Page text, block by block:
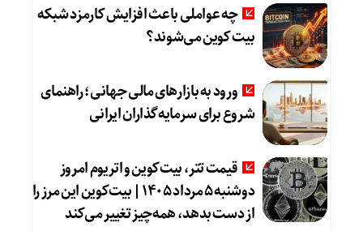
چه عواملی باعث افزایش کارمزد شبکه
بیت کوین می‌شوند؟
ورود به بازارهای مالی جهانی؛ راهنمای
شروع برای سرمایه‌گذاران ایرانی
قیمت تتر، بیت‌کوین و اتریوم امروز
دوشنبه ۵ مرداد ۱۴۰۵ | بیت‌کوین این مرز را
از دست بدهد، همه‌چیز تغییر می‌کند